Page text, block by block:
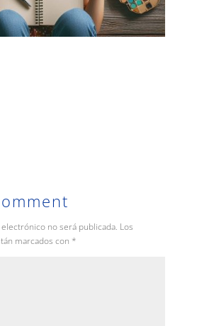
no será publicada. Los
marcados con *